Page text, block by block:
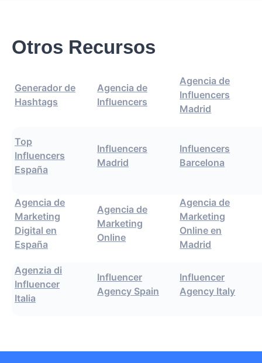
Otros Recursos
Generador de
Hashtags
Agencia de
Influencers
Agencia de
Influencers
Madrid
Top
Influencers
España
Influencers
Madrid
Influencers
Barcelona
Agencia de
Marketing
Digital en
España
Agencia de
Marketing
Online
Agencia de
Marketing
Online en
Madrid
Agenzia di
Influencer
Italia
Influencer
Agency Spain
Influencer
Agency Italy